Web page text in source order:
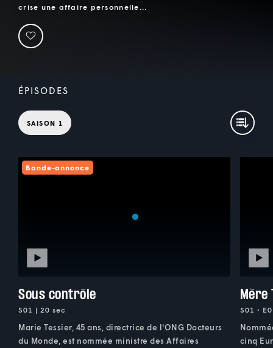
crise une affaire personnelle...
ÉPISODES
SAISON 1
Bande-annonce
Sous contrôle
S01 | 20 sec
Marie Tessier, 45 ans, directrice de l'ONG Docteurs
du Monde, est nommée ministre des Affaires
Mère
S01 •
cinq